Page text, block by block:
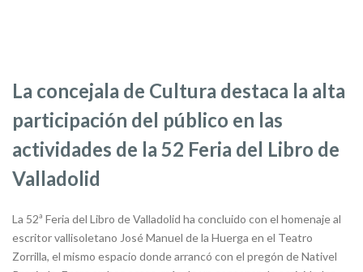
La concejala de Cultura destaca la alta
participación del público en las
actividades de la 52 Feria del Libro de
Valladolid
La 52ª Feria del Libro de Valladolid ha concluido con el homenaje al
escritor vallisoletano José Manuel de la Huerga en el Teatro
Zorrilla, el mismo espacio donde arrancó con el pregón de Nativel